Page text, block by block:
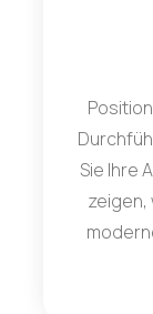
Sie Ihre
zeigen,